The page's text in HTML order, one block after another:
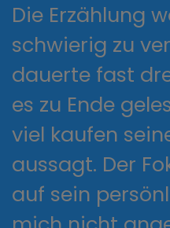
Die Erzählung
schwierig zu
dauerte fast
es zu Ende
viel kaufen
aussagt. Der
auf sein